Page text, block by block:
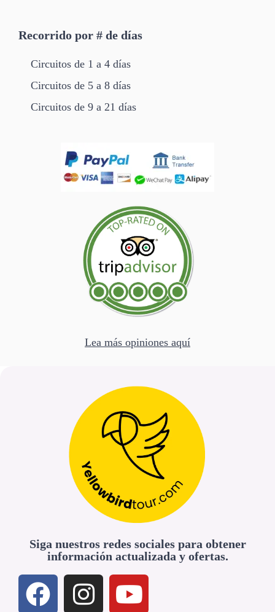
Siga nuestros redes sociales para obtener
información actualizada y ofertas.
Recorrido por # de días
Circuitos de 1 a 4 días
Circuitos de 5 a 8 días
Circuitos de 9 a 21 días
Lea más opiniones aquí